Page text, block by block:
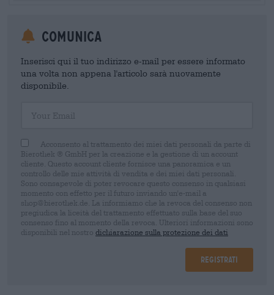
Comunica
Inserisci qui il tuo indirizzo e-mail per essere informato
una volta non appena l'articolo sarà nuovamente
disponibile.
Acconsento al trattamento dei miei dati personali da parte di
Bierothek ® GmbH per la creazione e la gestione di un account
cliente. Questo account cliente fornisce una panoramica e un
controllo delle mie attività di vendita e dei miei dati personali.
Sono consapevole di poter revocare questo consenso in qualsiasi
momento con effetto per il futuro inviando un'e-mail a
shop@bierothek.de. La informiamo che la revoca del consenso non
pregiudica la liceità del trattamento effettuato sulla base del suo
consenso fino al momento della revoca. Ulteriori informazioni sono
disponibili nel nostro dichiarazione sulla protezione dei dati
Registrati